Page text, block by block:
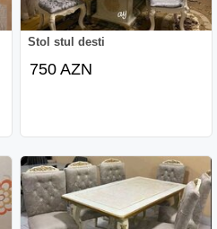
Stol stul desti
750 AZN